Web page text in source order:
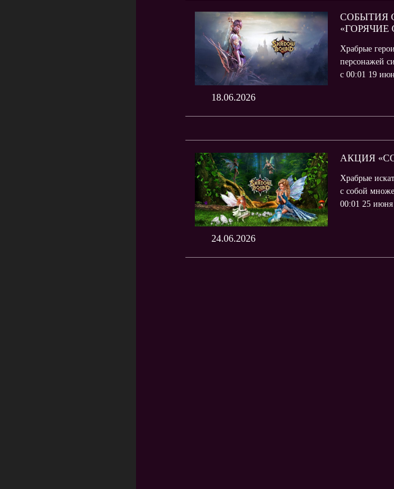
18.06.2026
СОБЫТИЯ
«ГОРЯЧИЕ
Храбрые
персонажей
с 00:01 19
24.06.2026
АКЦИЯ
Храбрые
с собой
00:01 25